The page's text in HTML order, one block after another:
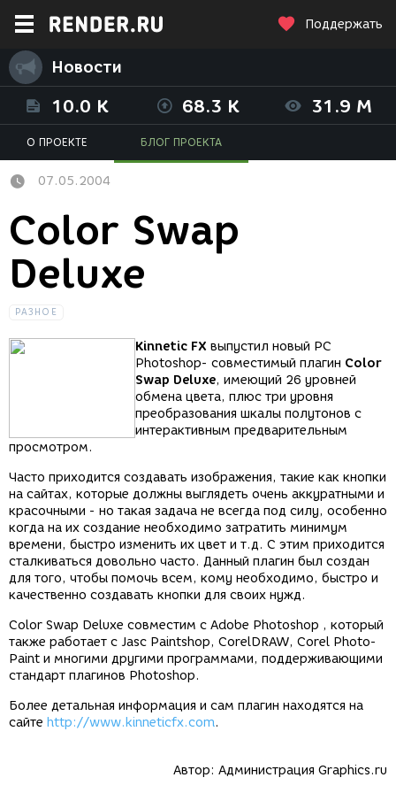
Поддержать
Новости
10.0 K 68.3 K 31.9 M
О ПРОЕКТЕ БЛОГ ПРОЕКТА
07.05.2004
Color Swap
Deluxe
РАЗНОЕ
Kinnetic FX выпустил новый PC
Photoshop- совместимый плагин Color
Swap Deluxe, имеющий 26 уровней
обмена цвета, плюс три уровня
преобразования шкалы полутонов с
интерактивным предварительным
просмотром.
Часто приходится создавать изображения, такие как кнопки
на сайтах, которые должны выглядеть очень аккуратными и
красочными - но такая задача не всегда под силу, особенно
когда на их создание необходимо затратить минимум
времени, быстро изменить их цвет и т.д. С этим приходится
сталкиваться довольно часто. Данный плагин был создан
для того, чтобы помочь всем, кому необходимо, быстро и
качественно создавать кнопки для своих нужд.
Color Swap Deluxe совместим с Adobe Photoshop , который
также работает с Jasc Paintshop, CorelDRAW, Corel Photo-
Paint и многими другими программами, поддерживающими
стандарт плагинов Photoshop.
Более детальная информация и сам плагин находятся на
сайте http://www.kinneticfx.com.
Автор: Администрация Graphics.ru